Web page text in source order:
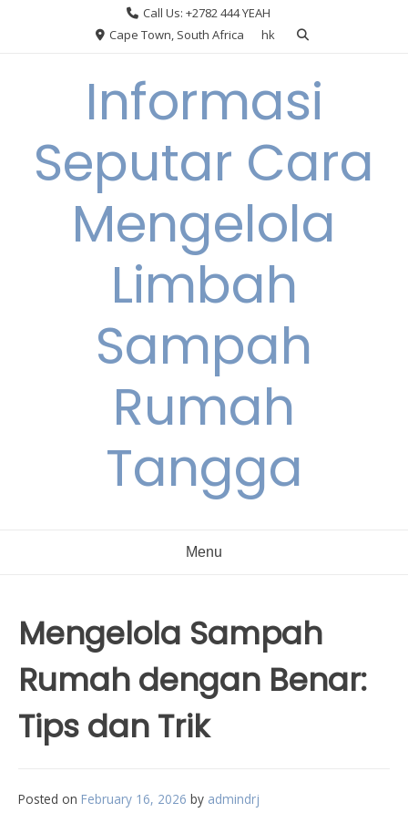
Call Us: +2782 444 YEAH
Cape Town, South Africa
hk
Informasi
Seputar Cara
Mengelola
Limbah
Sampah
Rumah
Tangga
Menu
Mengelola Sampah
Rumah dengan Benar:
Tips dan Trik
Posted on February 16, 2026 by admindrj